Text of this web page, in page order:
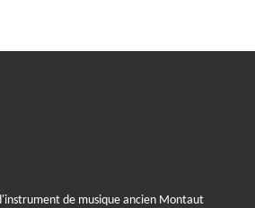
de musique ancien Montaut